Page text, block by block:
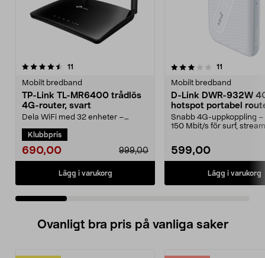
11
Mobilt bredband
TP-Link TL-MR6400 trådlös
4G-router, svart
Dela WiFi med 32 enheter –
sommarstugan. Pålitlig tråd...
Klubbpris
690,00 999,00
Lägg i varukorg
3.5 av 5 stjärnor 11
Mobilt bredband
D-Link DWR-932W
hotspot portabel
Snabb 4G-uppkoppling –
150 Mbit/s för surf,
599,00
Lägg i varukorg
4.5 av 5 stjärnor
Ovanligt bra pris på vanliga saker